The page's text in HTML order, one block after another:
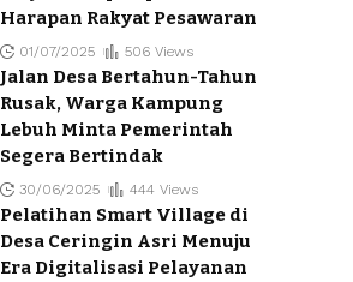
Harapan Rakyat Pesawaran
01/07/2025 506 Views
Jalan Desa Bertahun-Tahun
Rusak, Warga Kampung
Lebuh Minta Pemerintah
Segera Bertindak
30/06/2025 444 Views
Pelatihan Smart Village di
Desa Ceringin Asri Menuju
Era Digitalisasi Pelayanan